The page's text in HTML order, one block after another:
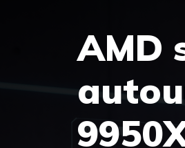
AMD